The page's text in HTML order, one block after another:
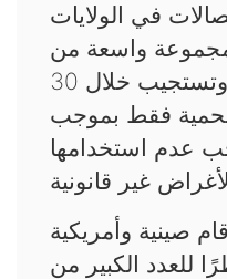
في الولايات
مجموعة واسعة من
أرقام الولايات المتحدة وتستجيب خلال 30
محمية فقط بموجب
عدم استخدامها
صينية وأمريكية
للعدد الكبير من